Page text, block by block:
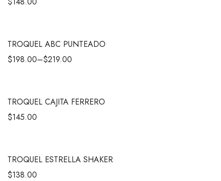
TROQUEL ABC PUNTEADO
$198.00–$219.00
TROQUEL CAJITA FERRERO
$145.00
TROQUEL ESTRELLA SHAKER
$138.00